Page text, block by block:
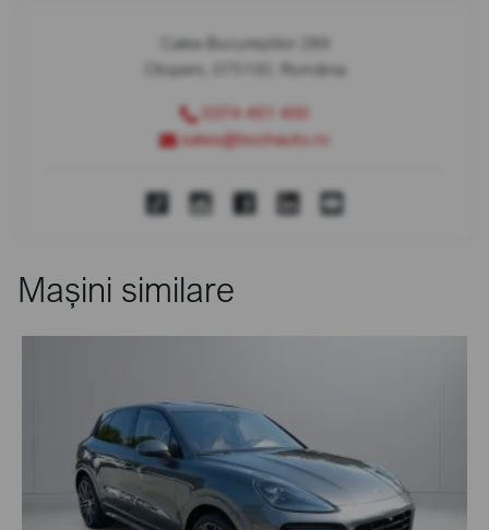
Calea Bucureștilor 289
Otopeni, 075100, România
0374 451 400
sales@bcchauto.ro
Mașini similare